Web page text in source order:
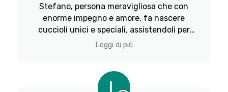
Stefano, persona meravigliosa che con
enorme impegno e amore, fa nascere
cuccioli unici e speciali, assistendoli per
tutta la loro vita
Leggi di più